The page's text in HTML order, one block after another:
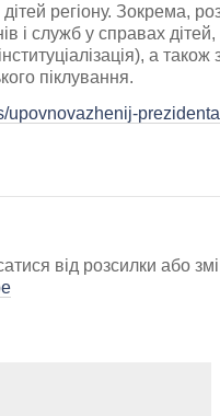
регіону. Зокрема,
і служб у справах
а
піклування.
upovnovazhenij-
від розсилки або